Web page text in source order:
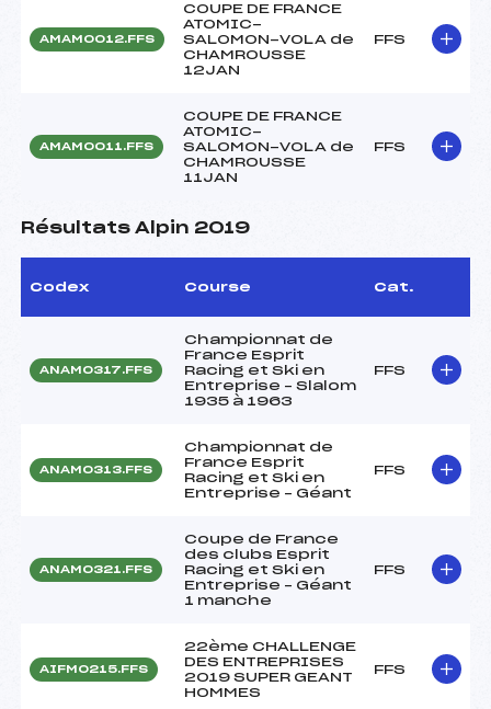
AMAM0012.FFS
COUPE DE FRANCE
ATOMIC-
SALOMON-VOLA de
CHAMROUSSE
12JAN
FFS
AMAM0011.FFS
COUPE DE FRANCE
ATOMIC-
SALOMON-VOLA de
CHAMROUSSE
11JAN
FFS
Résultats Alpin 2019
Codex Course Cat.
ANAM0317.FFS
Championnat de
France Esprit
Racing et Ski en
Entreprise – Slalom
1935 à 1963
FFS
ANAM0313.FFS
Championnat de
France Esprit
Racing et Ski en
Entreprise – Géant
FFS
ANAM0321.FFS
Coupe de France
des clubs Esprit
Racing et Ski en
Entreprise – Géant
1 manche
FFS
AIFM0215.FFS
22ème CHALLENGE
DES ENTREPRISES
2019 SUPER GEANT
HOMMES
FFS